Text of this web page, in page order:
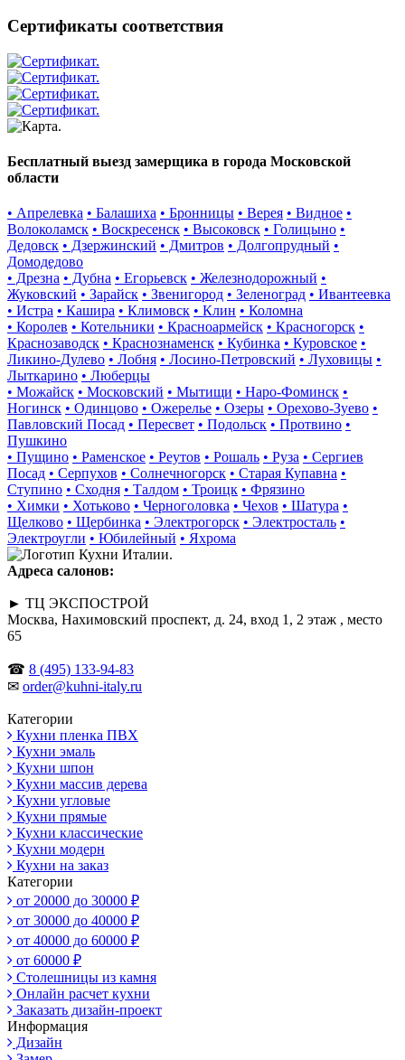
Сертификаты соответствия
Бесплатный выезд замерщика в города Московской
области
• Апрелевка • Балашиха • Бронницы • Верея • Видное •
Волоколамск • Воскресенск • Высоковск • Голицыно •
Дедовск • Дзержинский • Дмитров • Долгопрудный •
Домодедово
• Дрезна • Дубна • Егорьевск • Железнодорожный •
Жуковский • Зарайск • Звенигород • Зеленоград • Ивантеевка
• Истра • Кашира • Климовск • Клин • Коломна
• Королев • Котельники • Красноармейск • Красногорск •
Краснозаводск • Краснознаменск • Кубинка • Куровское •
Ликино-Дулево • Лобня • Лосино-Петровский • Луховицы •
Лыткарино • Люберцы
• Можайск • Московский • Мытищи • Наро-Фоминск •
Ногинск • Одинцово • Ожерелье • Озеры • Орехово-Зуево •
Павловский Посад • Пересвет • Подольск • Протвино •
Пушкино
• Пущино • Раменское • Реутов • Рошаль • Руза • Сергиев
Посад • Серпухов • Солнечногорск • Старая Купавна •
Ступино • Сходня • Талдом • Троицк • Фрязино
• Химки • Хотьково • Черноголовка • Чехов • Шатура •
Щелково • Щербинка • Электрогорск • Электросталь •
Электроугли • Юбилейный • Яхрома
Адреса салонов:
► ТЦ ЭКСПОСТРОЙ
Москва, Нахимовский проспект, д. 24, вход 1, 2 этаж , место
65
☎ 8 (495) 133-94-83
✉ order@kuhni-italy.ru
Категории
Кухни пленка ПВХ
Кухни эмаль
Кухни шпон
Кухни массив дерева
Кухни угловые
Кухни прямые
Кухни классические
Кухни модерн
Кухни на заказ
Категории
от 20000 до 30000 ₽
от 30000 до 40000 ₽
от 40000 до 60000 ₽
от 60000 ₽
Столешницы из камня
Онлайн расчет кухни
Заказать дизайн-проект
Информация
Дизайн